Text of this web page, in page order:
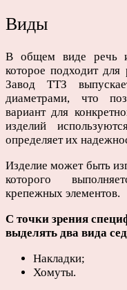
Виды
В общем виде речь
которое подходит для
Завод ТТЗ
диаметрами, что
вариант для
изделий
определяет их
Изделие может быть
которого
крепежных элементов.
С точки зрения
выделять два вида
Накладки;
Хомуты.